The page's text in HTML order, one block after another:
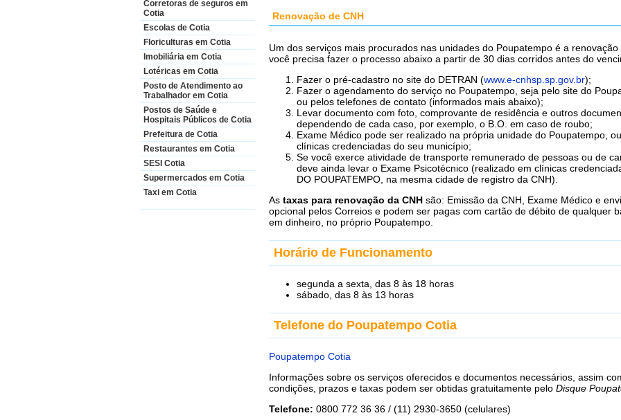
Corretoras de seguros em
Cotia
Escolas de Cotia
Floriculturas em Cotia
Imobiliária em Cotia
Lotéricas em Cotia
Posto de Atendimento ao
Trabalhador em Cotia
Postos de Saúde e
Hospitais Públicos de Cotia
Prefeitura de Cotia
Restaurantes em Cotia
SESI Cotia
Supermercados em Cotia
Taxi em Cotia
Renovação de CNH
Um dos serviços mais procurados nas unidades do Poupatempo é a renovação
você precisa fazer o processo abaixo a partir de 30 dias corridos antes do
Fazer o pré-cadastro no site do DETRAN (www.e-cnhsp.sp.gov.br);
Fazer o agendamento do serviço no Poupatempo, seja pelo site do
ou pelos telefones de contato (informados mais abaixo);
Levar documento com foto, comprovante de residência e outros
dependendo de cada caso, por exemplo, o B.O. em caso de roubo;
Exame Médico pode ser realizado na própria unidade do Poupatempo,
clínicas credenciadas do seu município;
Se você exerce atividade de transporte remunerado de pessoas ou de
deve ainda levar o Exame Psicotécnico (realizado em clínicas
DO POUPATEMPO, na mesma cidade de registro da CNH).
As taxas para renovação da CNH são: Emissão da CNH, Exame Médico e
opcional pelos Correios e podem ser pagas com cartão de débito de qualquer
em dinheiro, no próprio Poupatempo.
Horário de Funcionamento
segunda a sexta, das 8 às 18 horas
sábado, das 8 às 13 horas
Telefone do Poupatempo Cotia
Poupatempo Cotia
Informações sobre os serviços oferecidos e documentos necessários, assim
condições, prazos e taxas podem ser obtidas gratuitamente pelo Disque
Telefone: 0800 772 36 36 / (11) 2930-3650 (celulares)